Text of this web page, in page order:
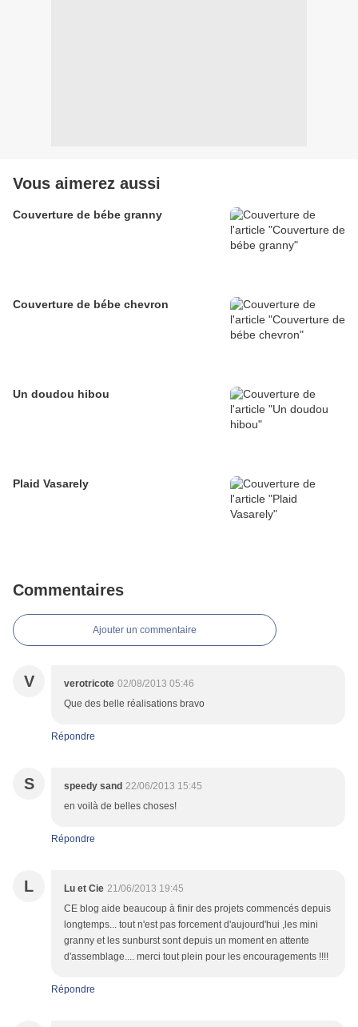
Vous aimerez aussi
Couverture de bébe granny
Couverture de bébe chevron
Un doudou hibou
Plaid Vasarely
Commentaires
Ajouter un commentaire
V verotricote 02/08/2013 05:46
Que des belle réalisations bravo
Répondre
S speedy sand 22/06/2013 15:45
en voilà de belles choses!
Répondre
L Lu et Cie 21/06/2013 19:45
CE blog aide beaucoup à finir des projets commencés depuis
longtemps... tout n'est pas forcement d'aujourd'hui ,les mini
granny et les sunburst sont depuis un moment en attente
d'assemblage.... merci tout plein pour les encouragements !!!!
Répondre